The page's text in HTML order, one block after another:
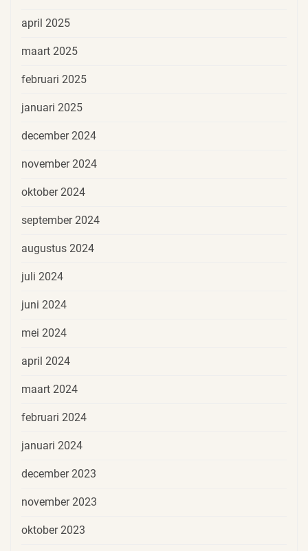
april 2025
maart 2025
februari 2025
januari 2025
december 2024
november 2024
oktober 2024
september 2024
augustus 2024
juli 2024
juni 2024
mei 2024
april 2024
maart 2024
februari 2024
januari 2024
december 2023
november 2023
oktober 2023